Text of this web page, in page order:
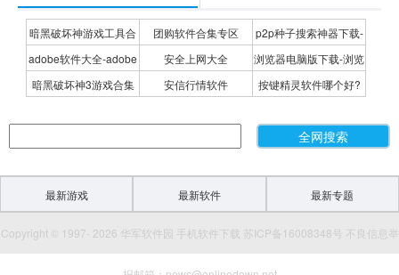
暗黑破坏神游戏工具合
集
团购软件合集专区
p2p种子搜索神器下载-
P2P种子搜索神器专题
adobe软件大全-adobe
全系列软件下载-adobe
安全上网大全
浏览器电脑版下载-浏览
器下载合集
暗黑破坏神3游戏合集 安信行情软件
按键精灵软件哪个好?
最新游戏 最新软件 最新专题
Copyright © 1997- 2026 华军软件园 手机软件下载 苏ICP备16008348号 不良信息举